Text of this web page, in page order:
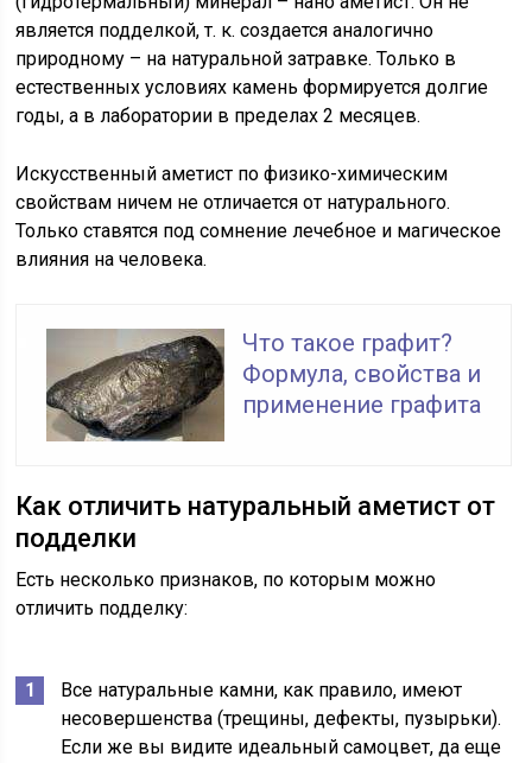
является подделкой, т. к. создается аналогично
природному – на натуральной затравке. Только в
естественных условиях камень формируется долгие
годы, а в лаборатории в пределах 2 месяцев.
Искусственный аметист по физико-химическим
свойствам ничем не отличается от натурального.
Только ставятся под сомнение лечебное и магическое
влияния на человека.
Что такое графит?
Формула, свойства и
применение графита
Как отличить натуральный аметист от
подделки
Есть несколько признаков, по которым можно
отличить подделку:
Все натуральные камни, как правило, имеют
несовершенства (трещины, дефекты, пузырьки).
Если же вы видите идеальный самоцвет, да еще